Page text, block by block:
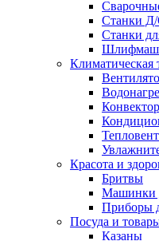
Станки
Станки
Климатическая
Красота и
Бритвы
Машинки
Приборы
Посуда и
Казаны